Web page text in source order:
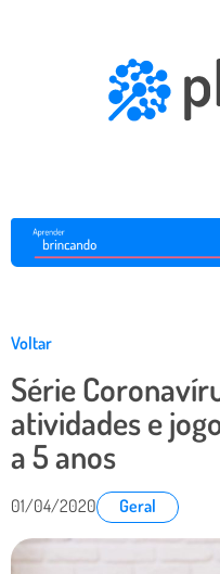
Voltar
Série
atividades e
a 5 anos
01/04/2020 Geral